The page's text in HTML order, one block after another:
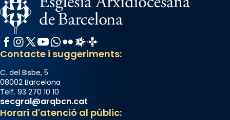
Facebook
Instagram
X / Twitter
YouTube
WhatsApp
FlickrRadio Estel
Catalunya Cristiana
Contacte i suggeriments:
C. del Bisbe, 5
08002 Barcelona
Telf. 93 270 10 10
secgral@arqbcn.cat
Horari d'atenció al públic: